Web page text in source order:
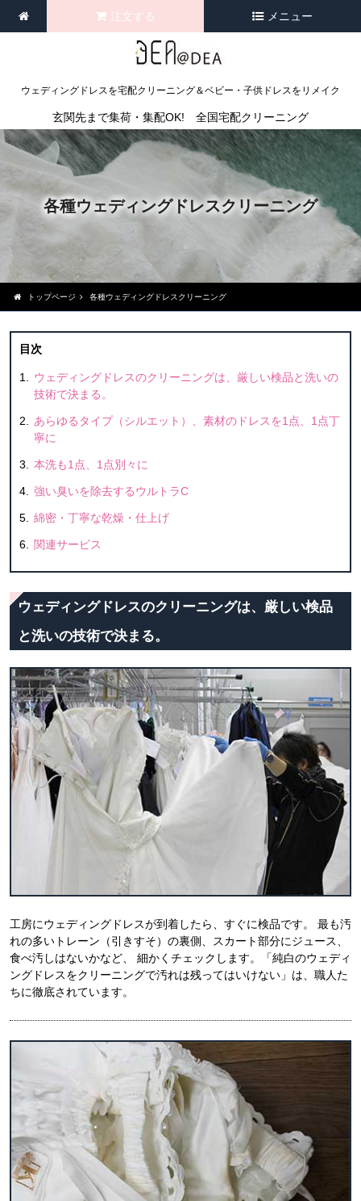
ウェディングドレスを宅配クリーニング＆ベビー・子供ドレスをリメイク
注文する メニュー
玄関先まで集荷・集配OK! 全国宅配クリーニング
各種ウェディングドレスクリーニング
トップページ 各種ウェディングドレスクリーニング
目次
ウェディングドレスのクリーニングは、厳しい検品と洗いの
技術で決まる。
あらゆるタイプ（シルエット）、素材のドレスを1点、1点丁
寧に
本洗も1点、1点別々に
強い臭いを除去するウルトラC
綿密・丁寧な乾燥・仕上げ
関連サービス
ウェディングドレスのクリーニングは、厳しい検品
と洗いの技術で決まる。
工房にウェディングドレスが到着したら、すぐに検品です。 最も汚
れの多いトレーン（引きすそ）の裏側、スカート部分にジュース、
食べ汚しはないかなど、 細かくチェックします。「純白のウェディ
ングドレスをクリーニングで汚れは残ってはいけない」は、職人た
ちに徹底されています。